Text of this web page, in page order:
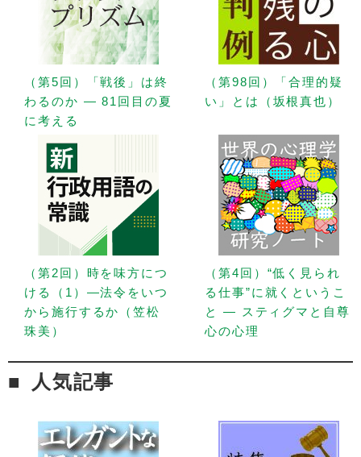
（第5回）「戦後」は終
わるのか — 81回目の夏
に考える
（第98回）「合理的疑
い」とは（坂根真也）
（第2回）時を味方につ
ける（1）—法令をいつ
から施行するか（笠松
珠美）
（第4回）“低く見られ
る仕事”に就くというこ
と — スティグマと自尊
心の心理
人気記事